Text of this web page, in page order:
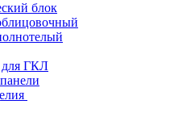
блок
ГКЛ